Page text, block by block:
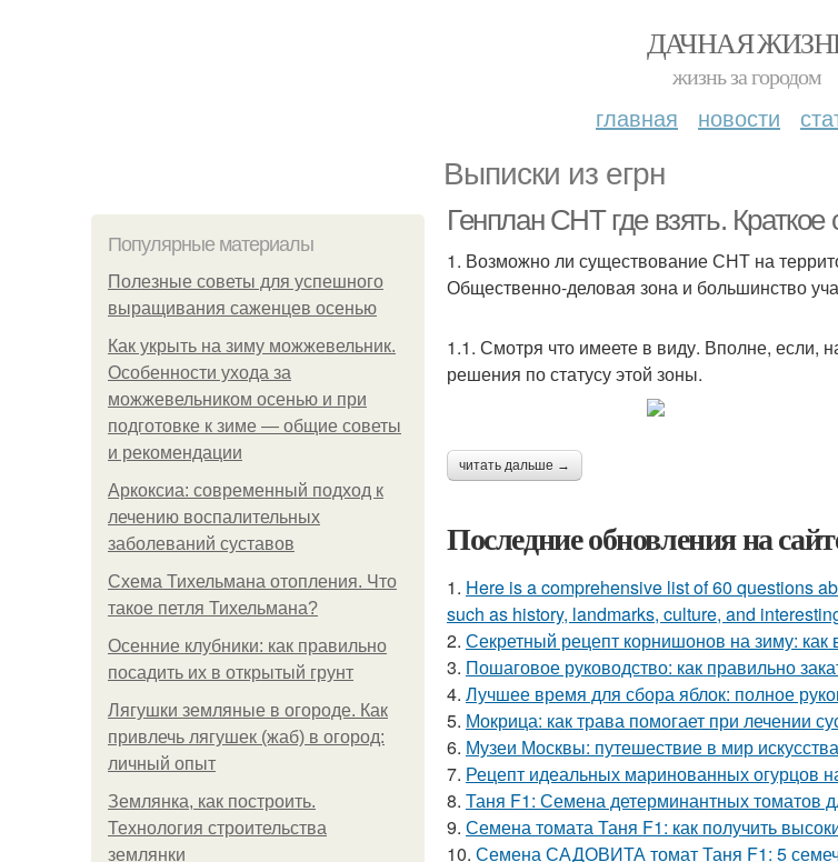
ДАЧНАЯ
жизнь за городом
главная новости
Выписки из егрн
Популярные материалы
Полезные советы для успешного
выращивания саженцев осенью
Как укрыть на зиму можжевельник.
Особенности ухода за
можжевельником осенью и при
подготовке к зиме — общие советы
и рекомендации
Аркоксиа: современный подход к
лечению воспалительных
заболеваний суставов
Схема Тихельмана отопления. Что
такое петля Тихельмана?
Осенние клубники: как правильно
посадить их в открытый грунт
Лягушки земляные в огороде. Как
привлечь лягушек (жаб) в огород:
личный опыт
Землянка, как построить.
Технология строительства
землянки
Генплан СНТ где взять.
1. Возможно ли существование СНТ на
Общественно-деловая зона и большинство
1.1. Смотря что имеете в виду. Вполне, если,
решения по статусу этой зоны.
читать дальше →
Последние обновления на
1. Here is a comprehensive list of 60 questions
such as history, landmarks, culture, and
2. Секретный рецепт корнишонов на зиму:
3. Пошаговое руководство: как правильно
4. Лучшее время для сбора яблок: полное
5. Мокрица: как трава помогает при лечении
6. Музеи Москвы: путешествие в мир
7. Рецепт идеальных маринованных огурцов
8. Таня F1: Семена детерминантных томатов
9. Семена томата Таня F1: как получить
10. Семена САДОВИТА томат Таня F1: 5